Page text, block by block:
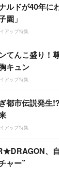
ルドが40年に
園」
アップ特集
てんこ盛り！
キュン
アップ特集
都市伝説発生
アップ特集
、
ャー”